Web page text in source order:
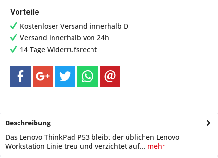
Vorteile
Kostenloser Versand innerhalb D
Versand innerhalb von 24h
14 Tage Widerrufsrecht
Beschreibung
Das Lenovo ThinkPad P53 bleibt der üblichen Lenovo
Workstation Linie treu und verzichtet auf... mehr